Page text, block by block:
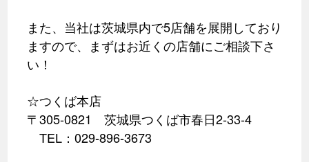
また、当社は茨城県内で5店舗を展開しており
ますので、まずはお近くの店舗にご相談下さ
い！
☆つくば本店
〒305-0821 茨城県つくば市春日2-33-4
TEL：029-896-3673